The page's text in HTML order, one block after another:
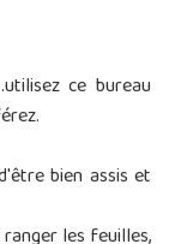
ce bureau
bien assis et